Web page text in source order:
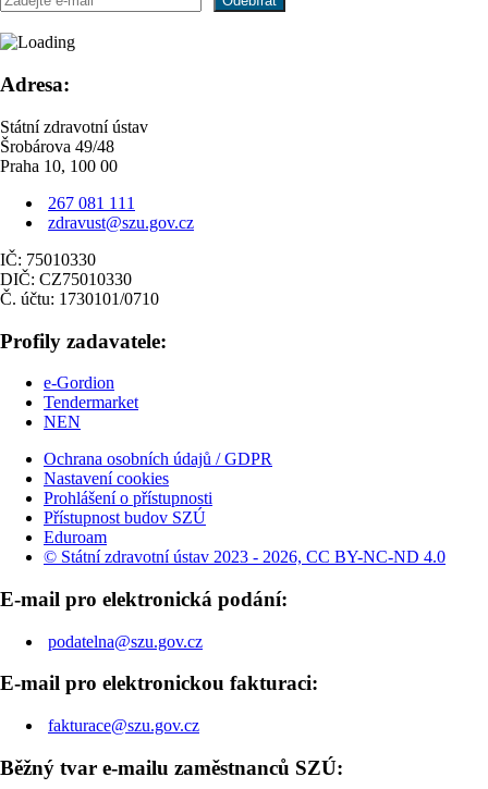
Adresa:
Státní zdravotní ústav
Šrobárova 49/48
Praha 10, 100 00
267 081 111
zdravust@szu.gov.cz
IČ: 75010330
DIČ: CZ75010330
Č. účtu: 1730101/0710
Profily zadavatele:
e-Gordion
Tendermarket
NEN
Ochrana osobních údajů / GDPR
Nastavení cookies
Prohlášení o přístupnosti
Přístupnost budov SZÚ
Eduroam
© Státní zdravotní ústav 2023 - 2026, CC BY-NC-ND 4.0
E-mail pro elektronická podání:
podatelna@szu.gov.cz
E-mail pro elektronickou fakturaci:
fakturace@szu.gov.cz
Běžný tvar e-mailu zaměstnanců SZÚ: